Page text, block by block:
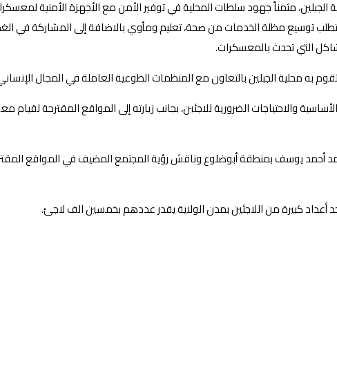
مثمناً جهود سلطات المحلية في توفير الأمن مع الأجهزة الأمنية
توسيع مظلة الخدمات من صحة، تعليم ومأوي بالاضافة إلى المشاركة في
التي تحدث بالمعسكرات.
به محلية الجبلين بالتعاون مع المنظمات الطوعية العاملة في المجال
والاحتياجات الضرورية للاجئين، بجانب زيارته إلى المواقع المقترحة
أحمد يوسف بمنطقة أبوضلوع وناقش رؤية المجتمع المضيف في المواقع